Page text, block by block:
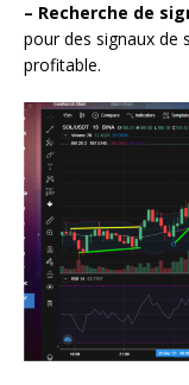
– Recherche de
pour des signaux de
profitable.